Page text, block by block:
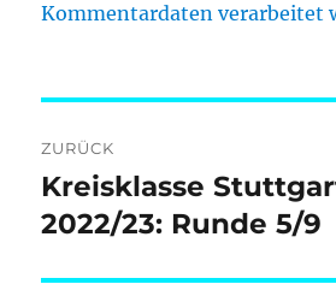
Kommentardaten verarbeitet
ZURÜCK
Vorheriger
Beitrag:
Kreisklasse
2022/23: Runde 5/9